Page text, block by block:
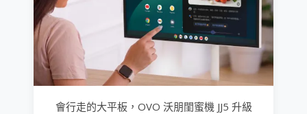
會行走的大平板，OVO 沃朋閨蜜機 JJ5 升級